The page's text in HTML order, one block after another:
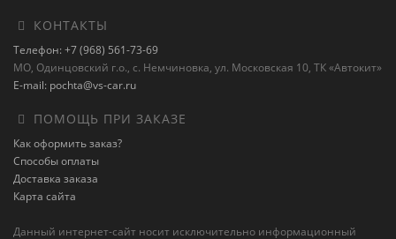
КОНТАКТЫ
Телефон: +7 (968) 561-73-69
МО, Одинцовский г.о., с. Немчиновка, ул. Московская 10, ТК «Автокит»
E-mail: pochta@vs-car.ru
ПОМОЩЬ ПРИ ЗАКАЗЕ
Как оформить заказ?
Способы оплаты
Доставка заказа
Карта сайта
Данный интернет-сайт носит исключительно информационный